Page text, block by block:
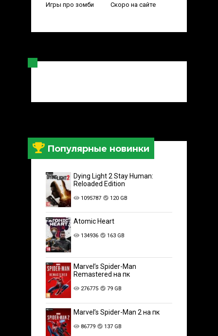
Игры про зомби Скоро на сайте
Популярные новинки
Dying Light 2 Stay Human:
Reloaded Edition
1095787 120 GB
Atomic Heart
134936 163 GB
Marvel’s Spider-Man
Remastered на пк
276775 79 GB
Marvel’s Spider-Man 2 на пк
86779 137 GB